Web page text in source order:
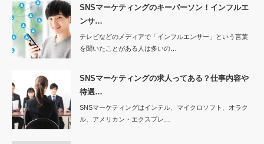
SNSマーケティングのキーパーソン！インフルエ
ンサ…
テレビなどのメディアで「インフルエンサー」という言葉
を聞いたことがある人は多いの…
SNSマーケティングの求人ってある？仕事内容や
待遇…
SNSマーケティングはインテル、マイクロソフト、オラク
ル、アメリカン・エクスプレ…